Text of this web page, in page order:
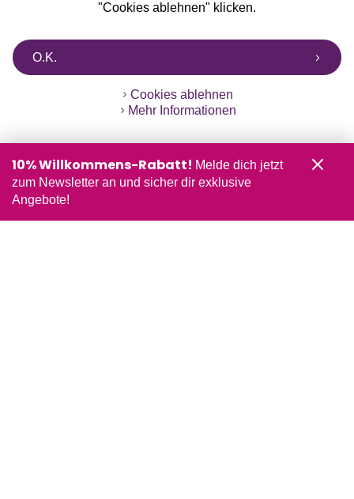
"Cookies ablehnen" klicken.
O.K.
Cookies ablehnen
Mehr Informationen
10% Willkommens-Rabatt! Melde dich jetzt
zum Newsletter an und sicher dir exklusive
Angebote!